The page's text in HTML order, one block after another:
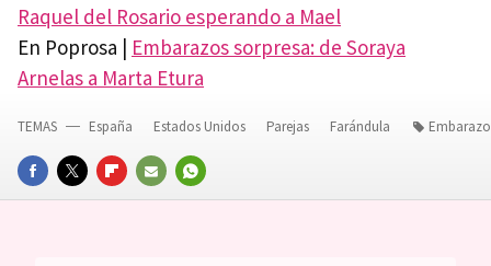
Raquel del Rosario esperando a Mael
En Poprosa | Embarazos sorpresa: de Soraya
Arnelas a Marta Etura
FACEBOOKTWITTERFLIPBOARD
E-
WHATSAPP
TEMAS España Estados Unidos Parejas Farándula